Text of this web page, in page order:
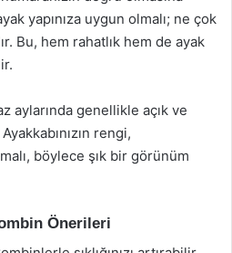
yapınıza uygun olmalı; ne çok
Bu, hem rahatlık hem de ayak
aylarında genellikle açık ve
rengi,
böylece şık bir görünüm
Önerileri